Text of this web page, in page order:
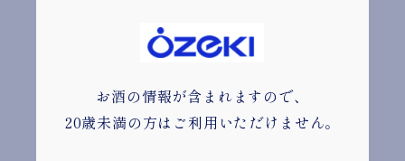
オンラインショップはこちら
お酒の情報が含まれますので、
20歳未満の方はご利用いただけません。